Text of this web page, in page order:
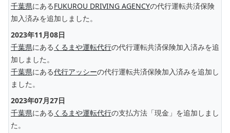
千葉県にあるFUKUROU DRIVING AGENCYの代行運転共済保険
加入済みを追加しました。
2023年11月08日
千葉県にある くるまや運転代行の代行運転共済保険加入済みを追
加しました。
千葉県にある代行アッシーの代行運転共済保険加入済みを追加し
ました。
2023年07月27日
千葉県にある くるまや運転代行の支払方法「現金」を追加しまし
た。